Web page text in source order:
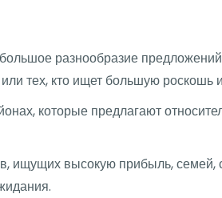
разнообразие
тех, кто ищет большую роскошь
которые предлагают
ищущих высокую прибыль, семей,